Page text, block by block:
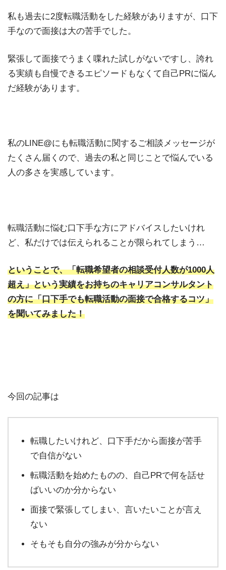
私も過去に2度転職活動をした経験がありますが、口下
手なので面接は大の苦手でした。
緊張して面接でうまく喋れた試しがないですし、誇れ
る実績も自慢できるエピソードもなくて自己PRに悩ん
だ経験があります。
私のLINE@にも転職活動に関するご相談メッセージが
たくさん届くので、過去の私と同じことで悩んでいる
人の多さを実感しています。
転職活動に悩む口下手な方にアドバイスしたいけれ
ど、私だけでは伝えられることが限られてしまう…
ということで、「転職希望者の相談受付人数が1000人
超え」という実績をお持ちのキャリアコンサルタント
の方に「口下手でも転職活動の面接で合格するコツ」
を聞いてみました！
今回の記事は
転職したいけれど、口下手だから面接が苦手
で自信がない
転職活動を始めたものの、自己PRで何を話せ
ばいいのか分からない
面接で緊張してしまい、言いたいことが言え
ない
そもそも自分の強みが分からない